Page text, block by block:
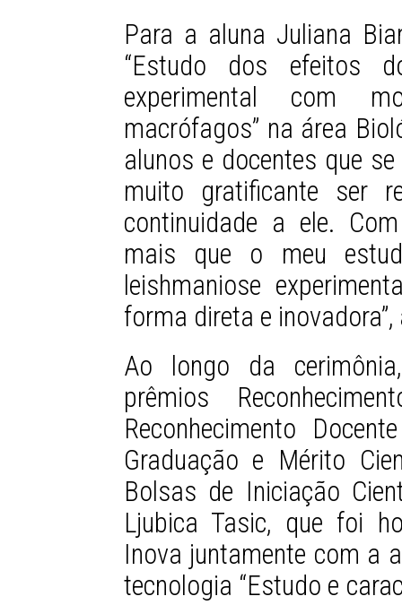
Para a aluna Juliana
“Estudo dos efeitos
experimental com
macrófagos” na área
alunos e docentes que
muito gratificante ser
continuidade a ele.
mais que o meu
leishmaniose
forma direta e
Ao longo da
prêmios
Reconhecimento
Graduação e Mérito
Bolsas de Iniciação
Ljubica Tasic, que foi
Inova juntamente com a
tecnologia “Estudo e